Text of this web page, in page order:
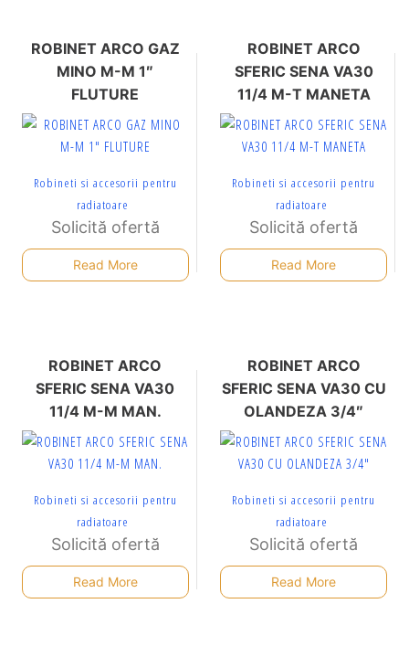
ROBINET ARCO GAZ
MINO M-M 1″
FLUTURE
Robineti si accesorii pentru
radiatoare
Solicită ofertă
Read More
ROBINET ARCO
SFERIC SENA VA30
11/4 M-T MANETA
Robineti si accesorii pentru
radiatoare
Solicită ofertă
Read More
ROBINET ARCO
SFERIC SENA VA30
11/4 M-M MAN.
Robineti si accesorii pentru
radiatoare
Solicită ofertă
Read More
ROBINET ARCO
SFERIC SENA VA30 CU
OLANDEZA 3/4″
Robineti si accesorii pentru
radiatoare
Solicită ofertă
Read More